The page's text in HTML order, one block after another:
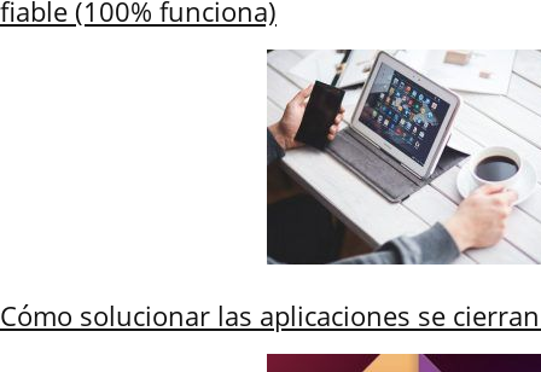
fiable (100% funciona)
Cómo solucionar las aplicaciones se